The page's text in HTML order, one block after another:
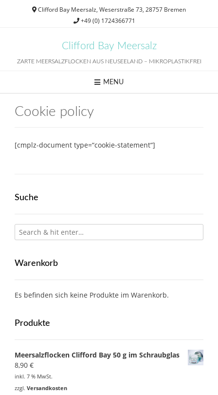
Clifford Bay Meersalz, Weserstraße 73, 28757 Bremen
+49 (0) 1724366771
Clifford Bay Meersalz
ZARTE MEERSALZFLOCKEN AUS NEUSEELAND – MIKROPLASTIKFREI
MENU
Cookie policy
[cmplz-document type=“cookie-statement“]
Suche
Warenkorb
Es befinden sich keine Produkte im Warenkorb.
Produkte
Meersalzflocken Clifford Bay 50 g im Schraubglas
8,90 €
inkl. 7 % MwSt.
zzgl. Versandkosten